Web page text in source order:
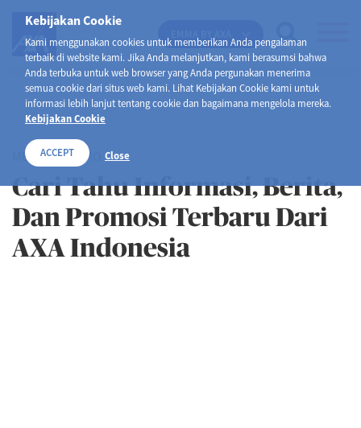
Kebijakan Cookie
Kami menggunakan cookies untuk memberikan Anda pengalaman
terbaik di website kami. Jika Anda melanjutkan, kami berasumsi bahwa
Anda terbuka untuk web browser yang Anda pergunakan menerima
semua cookie dari situs web kami. Lihat Kebijakan Cookie kami untuk
informasi lebih lanjut tentang cookie dan bagaimana mengelola mereka.
Kebijakan Cookie
ACCEPT Close
MEDIA & PROMO
Cari Tahu Informasi, Berita,
Dan Promosi Terbaru Dari
AXA Indonesia